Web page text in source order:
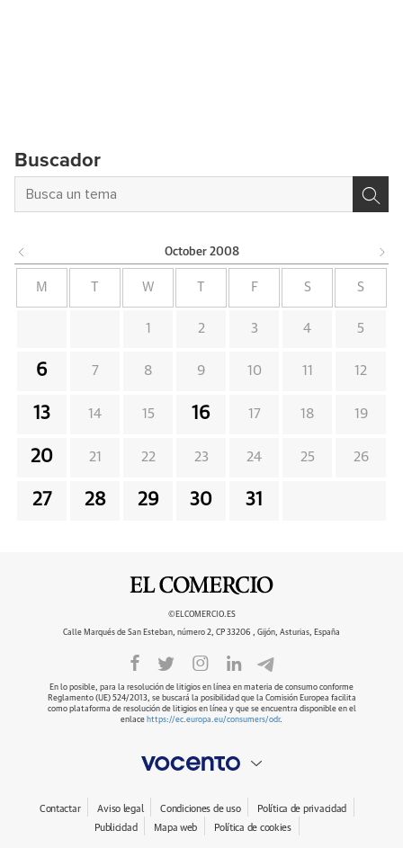
Buscador
October 2008
M W F S S
1 2 3 4 5
6 7 8 9 10 11 12
13 14 15 16 17 18 19
20 21 22 23 24 25 26
27 28 29 30 31
©ELCOMERCIO.ES
Calle Marqués de San Esteban, número 2, CP 33206 , Gijón, Asturias, España
En lo posible, para la resolución de litigios en línea en materia de consumo conforme
Reglamento (UE) 524/2013, se buscará la posibilidad que la Comisión Europea facilita
como plataforma de resolución de litigios en línea y que se encuentra disponible en el
enlace https://ec.europa.eu/consumers/odr.
Contactar Aviso legal Condiciones de uso
Política de privacidad
Publicidad
Mapa web Política de cookies